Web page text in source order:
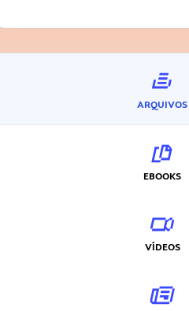
ARQUIVOS
EBOOKS
VÍDEOS